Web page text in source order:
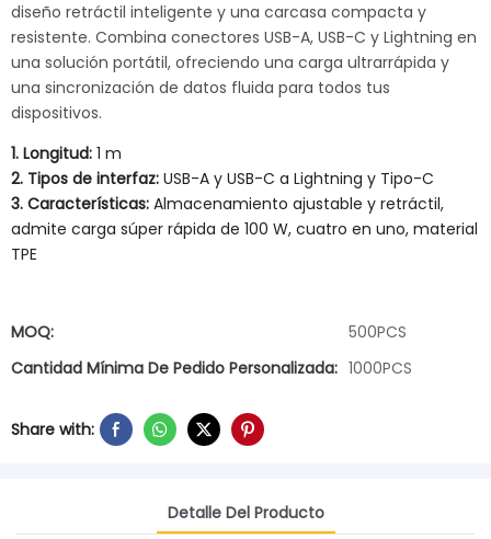
diseño retráctil inteligente y una carcasa compacta y
resistente. Combina conectores USB-A, USB-C y Lightning en
una solución portátil, ofreciendo una carga ultrarrápida y
una sincronización de datos fluida para todos tus
dispositivos.
1. Longitud: 1 m
2. Tipos de interfaz: USB-A y USB-C a Lightning y Tipo-C
3. Características: Almacenamiento ajustable y retráctil,
admite carga súper rápida de 100 W, cuatro en uno, material
TPE
MOQ:
500PCS
Cantidad Mínima De Pedido Personalizada: 1000PCS
Share with:
Detalle Del Producto